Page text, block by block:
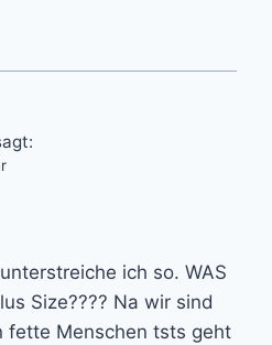
ich so. WAS
Size???? Na wir sind
fette Menschen tsts geht